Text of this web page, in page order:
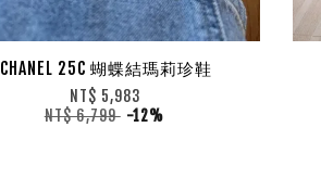
CHANEL 25C 蝴蝶結瑪莉珍鞋
NT$ 5,983
NT$ 6,799 -12%